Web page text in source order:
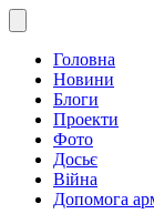
Головна
Новини
Блоги
Проекти
Фото
Досьє
Війна
Допомога